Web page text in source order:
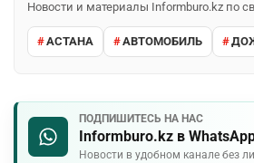
Новости и материалы Informburo.kz по
АСТАНА АВТОМОБИЛЬ
ПОДПИШИТЕСЬ НА НАС
Informburo.kz в
Новости в удобном канале без